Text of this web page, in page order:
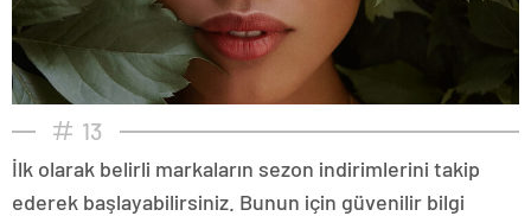
13
İlk olarak belirli markaların sezon indirimlerini takip
ederek başlayabilirsiniz. Bunun için güvenilir bilgi